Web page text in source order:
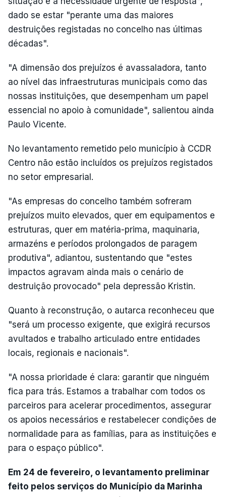
dado se estar "perante uma das maiores
destruições registadas no concelho nas últimas
décadas".
"A dimensão dos prejuízos é avassaladora, tanto
ao nível das infraestruturas municipais como das
nossas instituições, que desempenham um papel
essencial no apoio à comunidade", salientou ainda
Paulo Vicente.
No levantamento remetido pelo município à CCDR
Centro não estão incluídos os prejuízos registados
no setor empresarial.
"As empresas do concelho também sofreram
prejuízos muito elevados, quer em equipamentos e
estruturas, quer em matéria-prima, maquinaria,
armazéns e períodos prolongados de paragem
produtiva", adiantou, sustentando que "estes
impactos agravam ainda mais o cenário de
destruição provocado" pela depressão Kristin.
Quanto à reconstrução, o autarca reconheceu que
"será um processo exigente, que exigirá recursos
avultados e trabalho articulado entre entidades
locais, regionais e nacionais".
"A nossa prioridade é clara: garantir que ninguém
fica para trás. Estamos a trabalhar com todos os
parceiros para acelerar procedimentos, assegurar
os apoios necessários e restabelecer condições de
normalidade para as famílias, para as instituições e
para o espaço público".
Em 24 de fevereiro, o levantamento preliminar
feito pelos serviços do Município da Marinha